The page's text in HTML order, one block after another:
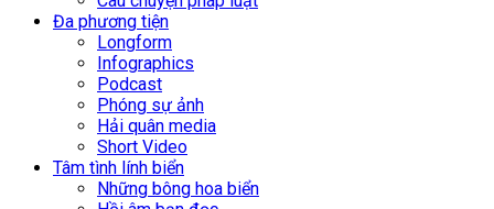
Đa phương tiện
Longform
Infographics
Podcast
Phóng sự ảnh
Hải quân media
Short Video
Tâm tình lính biển
Những bông hoa biển